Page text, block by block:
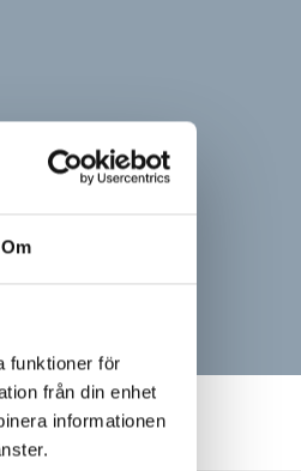
Om
funktioner för
från din enhet
informationen